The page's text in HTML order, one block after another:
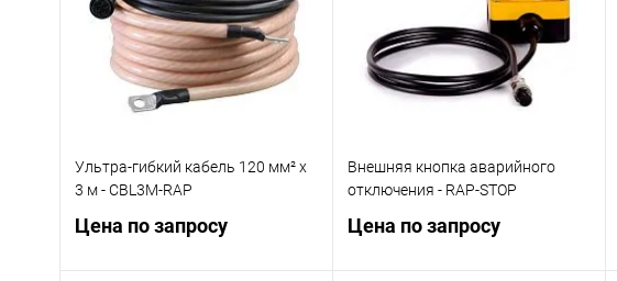
В избранное Под заказ В избранное Под заказ
Ультра-гибкий кабель 120 мм² х
3 м - CBL3M-RAP
Цена по запросу
Внешняя кнопка аварийного
отключения - RAP-STOP
Цена по запросу